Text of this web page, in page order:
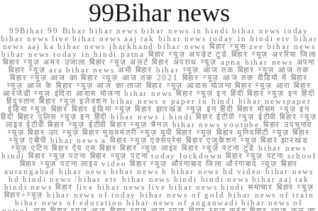
99Bihar news
99Bihar 99 Bihar bihar news bihar news in hindi bihar news today
bihar news live bihar news aaj tak bihar news today in hindi etv bihar
news aaj ka bihar news jharkhand bihar news बिहार न्यूस zee bihar news
bihar news today in hindi patna बिहार न्यूज़ अपडेट टुडे बिहार न्यूज़ अररिया जिला
बिहार न्यूज़ अमर उजाला बिहार न्यूज़ अलर्ट बिहार अपराध न्यूज़ apna bihar news अपना
बिहार न्यूज़ ara bihar news अभी बिहार bihar न्यूज़ आज तक बिहार न्यूज़ आज तक
बिहार न्यूज़ आज का बिहार न्यूज़ आज तक 2021 बिहार न्यूज़ आज तक वीडियो में बिहार
न्यूज़ आज के बिहार न्यूज़ आज का ताजा बिहार न्यूज़ आवास योजना बिहार न्यूज़ आरा बिहार
आरजेडी न्यूज़ इंदिरा आवास योजना bihar news बिहार न्यूज़ इन हिंदी बिहार न्यूज़ इन हिंदी
हिंदुस्तान बिहार न्यूज़ इलेक्शन bihar news e paper in hindi bihar newspaper
इंडिया न्यूज़ बिहार बिहार इंडिया न्यूज़ बिहार झारखंड न्यूज़ इन हिंदी बिहार मौसम न्यूज़ इन
हिंदी बिहार पुलिस न्यूज़ इन हिंदी bihar news i hindi बिहार ईटीवी न्यूज़ ईटीवी बिहार न्यूज़
लाइव ईटीवी बिहार न्यूज़ ईटीवी बिहार न्यूज़ चैनल bihar news youtube बिहार उपचुनाव
न्यूज़ बिहार उप न्यूज़ बिहार मुख्यमंत्री न्यूज़ यूपी बिहार न्यूज़ बिहार यूनिवर्सिटी न्यूज़ बिहार
न्यूज़ एबीपी bihar news a बिहार न्यूज़ एक्सप्रेस बिहार एजुकेशन न्यूज़ बिहार झारखंड
न्यूज़ एटिन बिहार ऐप एम बिहार बिहार न्यूज़ लाइव बिहार न्यूज़ पटना टुडे bihar news
hindi बिहार न्यूज़ पटना बिहार न्यूज़ पटना today lockdown बिहार न्यूज़ पटना school
बिहार न्यूज़ पटना लाइव video बिहार न्यूज़ औरंगाबाद जिला औरंगाबाद न्यूज़ बिहार
aurangabad bihar news bihar news h bihar news hd video bihar news
hd hindi news /bihar etv bihar news hindi hindi news bihar aaj tak
hindi news बिहार live bihar news live bihar news hindi समाचार बिहार न्यूज़
बिहार+न्यूज़ bihar news of today bihar news of gold bihar news of train
bihar news of education bihar news of anganwadi bihar news of